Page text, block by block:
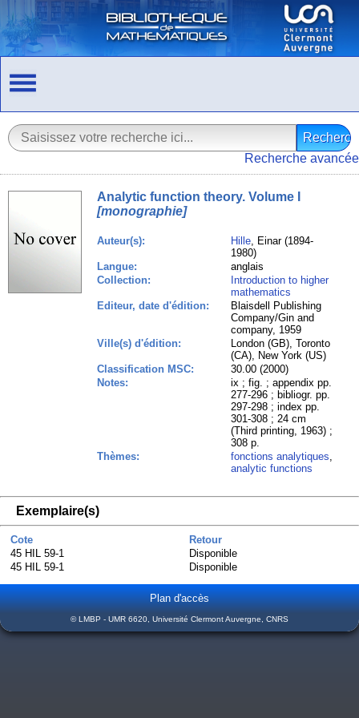
Recherche avancée
Analytic function theory. Volume I
[monographie]
Auteur(s): Hille, Einar (1894-
1980)
Langue:
anglais
Collection:
Introduction to higher
mathematics
Editeur, date d'édition:
Blaisdell Publishing
Company/Gin and
company, 1959
Ville(s) d'édition:
London (GB), Toronto
(CA), New York (US)
Classification MSC:
30.00 (2000)
Notes:
ix ; fig. ; appendix pp.
277-296 ; bibliogr. pp.
297-298 ; index pp.
301-308 ; 24 cm
(Third printing, 1963) ;
308 p.
Thèmes:
fonctions analytiques,
analytic functions
Exemplaire(s)
Cote
Retour
45 HIL 59-1
Disponible
45 HIL 59-1
Disponible
Plan d'accès
© LMBP - UMR 6620, Université Clermont Auvergne, CNRS